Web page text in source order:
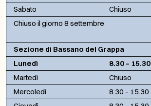
Sabato
Chiuso
Chiuso il giorno 8 settembre
Sezione di Bassano del Grappa
Lunedì
8.30 – 15.30
Martedì
Chiuso
Mercoledì
8.30 – 15.30